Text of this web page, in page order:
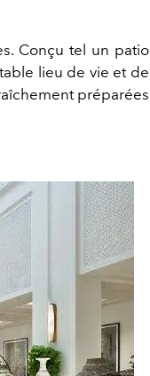
Conçu tel un patio
lieu de vie et de
préparées